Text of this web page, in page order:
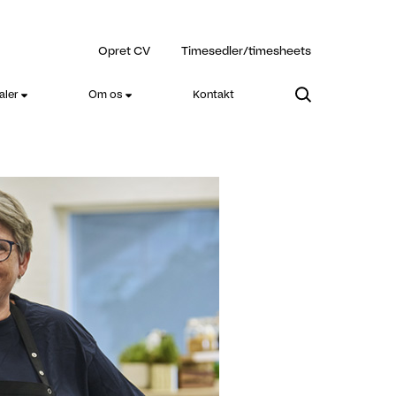
Opret CV Timesedler/timesheets
Om os Kontakt